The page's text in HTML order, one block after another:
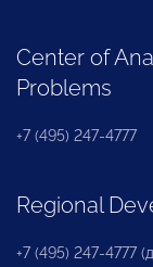
Center of
Problems
+7 (495) 247-4777
Regional
+7 (495) 247-4777